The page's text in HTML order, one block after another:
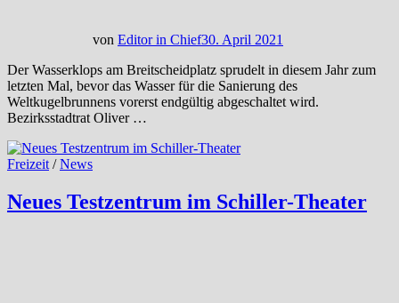
von Editor in Chief30. April 2021
Der Wasserklops am Breitscheidplatz sprudelt in diesem Jahr zum
letzten Mal, bevor das Wasser für die Sanierung des
Weltkugelbrunnens vorerst endgültig abgeschaltet wird.
Bezirksstadtrat Oliver …
Freizeit /News
Neues Testzentrum im Schiller-Theater